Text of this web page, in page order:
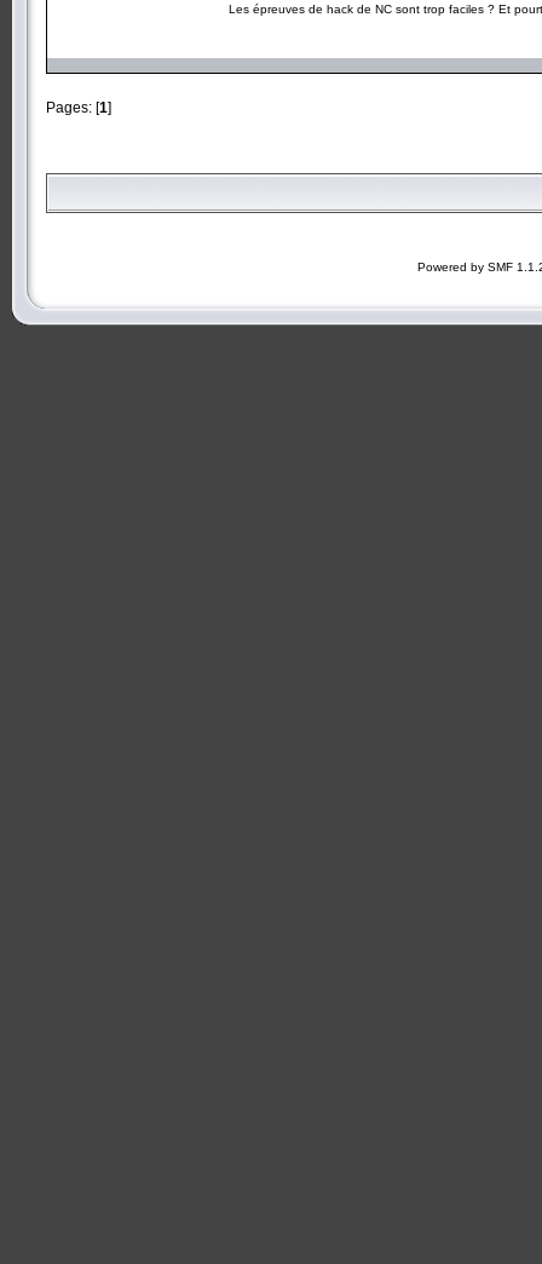
Les épreuves de hack de NC sont trop faciles ? Et
Pages: [1]
Powered by SMF